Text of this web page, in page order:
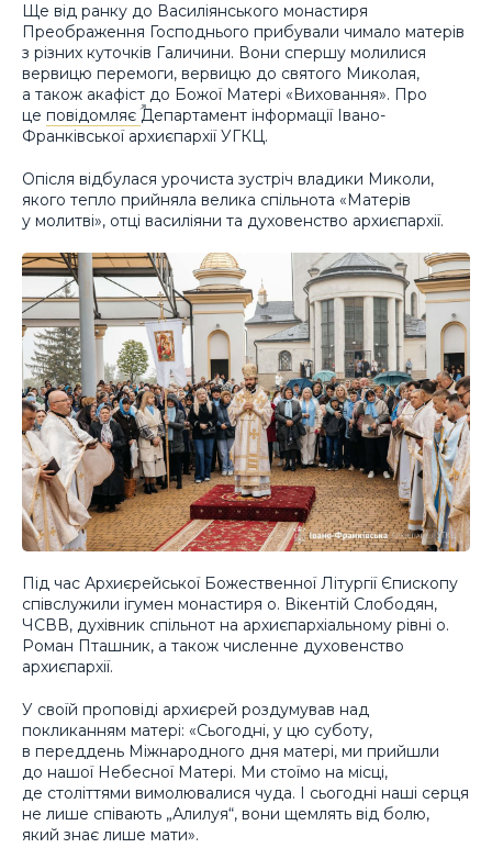
Ще від ранку до Василіянського монастиря
Преображення Господнього прибували чимало матерів
з різних куточків Галичини. Вони спершу молилися
вервицю перемоги, вервицю до святого Миколая,
а також акафіст до Божої Матері «Виховання». Про
це повідомляєДепартамент інформації Івано-
Франківської архиєпархії УГКЦ.
Опісля відбулася урочиста зустріч владики Миколи,
якого тепло прийняла велика спільнота «Матерів
у молитві», отці василіяни та духовенство архиєпархії.
Під час Архиєрейської Божественної Літургії Єпископу
співслужили ігумен монастиря о. Вікентій Слободян,
ЧСВВ, духівник спільнот на архиєпархіальному рівні о.
Роман Пташник, а також численне духовенство
архиєпархії.
У своїй проповіді архиєрей роздумував над
покликанням матері: «Сьогодні, у цю суботу,
в переддень Міжнародного дня матері, ми прийшли
до нашої Небесної Матері. Ми стоїмо на місці,
де століттями вимолювалися чуда. І сьогодні наші серця
не лише співають „Алилуя“, вони щемлять від болю,
який знає лише мати».